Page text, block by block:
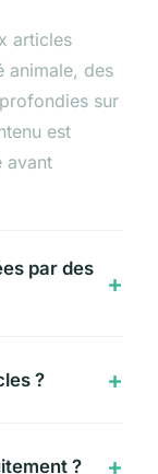
articles
animale, des
sur
est
avant
par des
?
?